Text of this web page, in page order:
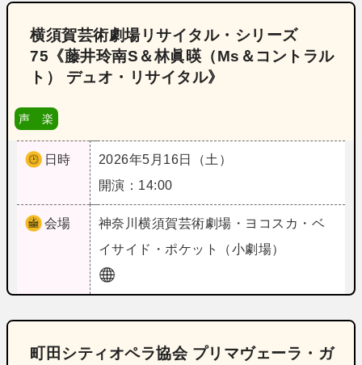
横須賀芸術劇場リサイタル・シリーズ
75《藤井玲南S＆林眞暎（Ms＆コントラル
ト） デュオ・リサイタル》
声 楽
日時
2026年5月16日（土）
開演：14:00
会場 神奈川横須賀芸術劇場・ヨコスカ・ベ
イサイド・ポケット（小劇場）
町田シティオペラ協会 プリマヴェーラ・ガ